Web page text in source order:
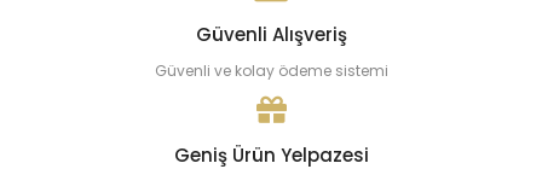
Güvenli Alışveriş
Güvenli ve kolay ödeme sistemi
Geniş Ürün Yelpazesi